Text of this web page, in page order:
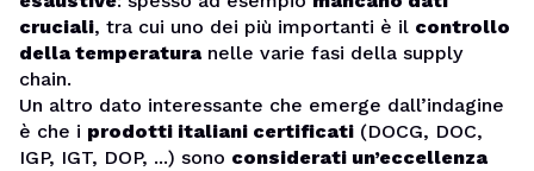
cruciali, tra cui uno dei più importanti è il controllo
della temperaturanelle varie fasi della supply
chain.
Un altro dato interessante che emerge dall’indagine
è che i prodotti italiani certificati (DOCG, DOC,
IGP, IGT, DOP, ...) sono considerati un’eccellenza